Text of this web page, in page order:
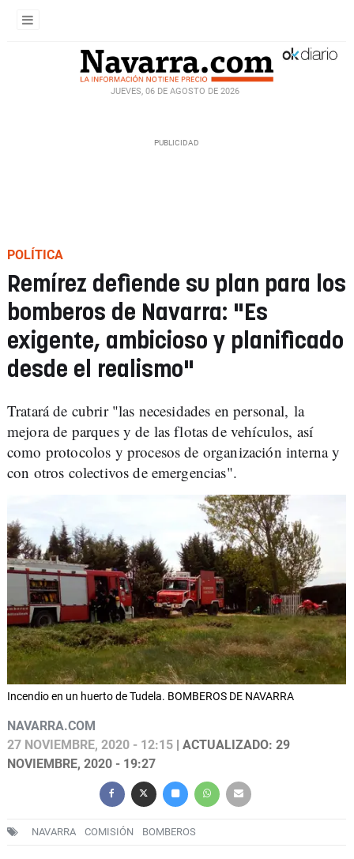
JUEVES, 06 DE AGOSTO DE 2026
POLÍTICA
Remírez defiende su plan para los
bomberos de Navarra: "Es
exigente, ambicioso y planificado
desde el realismo"
Tratará de cubrir "las necesidades en personal, la
mejora de parques y de las flotas de vehículos, así
como protocolos y procesos de organización interna y
con otros colectivos de emergencias".
Incendio en un huerto de Tudela. BOMBEROS DE NAVARRA
NAVARRA.COM
27 NOVIEMBRE, 2020 - 12:15 | ACTUALIZADO: 29
NOVIEMBRE, 2020 - 19:27
NAVARRA COMISIÓN BOMBEROS